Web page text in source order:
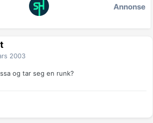
Annonse
2003
og tar seg en runk?